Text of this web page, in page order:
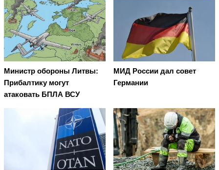
Министр обороны Литвы:
Прибалтику могут
атаковать БПЛА ВСУ
МИД России дал совет
Германии